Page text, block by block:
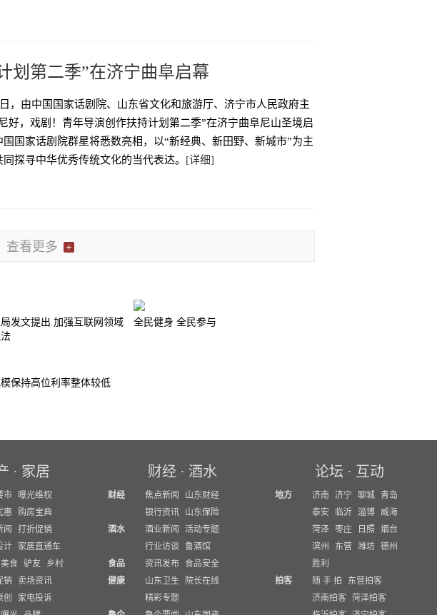
划第二季”在济宁曲阜启幕
，由中国国家话剧院、山东省文化和旅游厅、济宁市人民政府主
好，戏剧！青年导演创作扶持计划第二季”在济宁曲阜尼山圣境启
国国家话剧院群星将悉数亮相，以“新经典、新田野、新城市”为主
同探寻中华优秀传统文化的当代表达。 [详细]
查看更多
发文提出 加强互联网领域
全民健身 全民参与
保持高位利率整体较低
· 家居
市
曝光维权
惠
购房宝典
闻
打折促销
计
家居直通车
美食 驴友
乡村
销
卖场资讯
创
家电投诉
财经 · 酒水
财经 焦点新闻
山东财经
银行资讯
山东保险
酒水
酒业新闻
活动专题
行业访谈
鲁酒馆
食品
资讯发布 食品安全
健康
山东卫生
院长在线
精彩专题
论坛 · 互动
地方 济南 济宁 聊城 青岛
泰安
临沂 淄博 威海
菏泽 枣庄 日照
烟台
滨州
东营 潍坊 德州
胜利
拍客
随 手 拍
东营拍客
济南拍客 菏泽拍客